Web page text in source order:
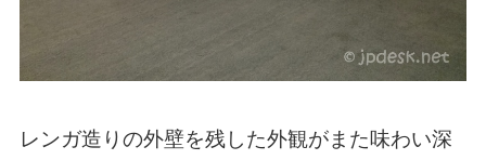
レンガ造りの外壁を残した外観がまた味わい深